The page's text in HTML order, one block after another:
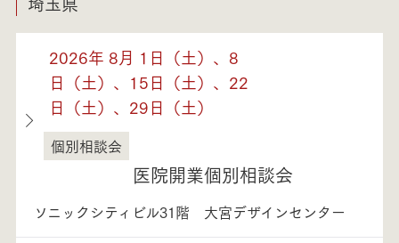
2026年 8月 1日（土）、8
日（土）、15日（土）、22
日（土）、29日（土）
埼玉県
個別相談会
医院開業個別相談会
ソニックシティビル31階 大宮デザインセンター